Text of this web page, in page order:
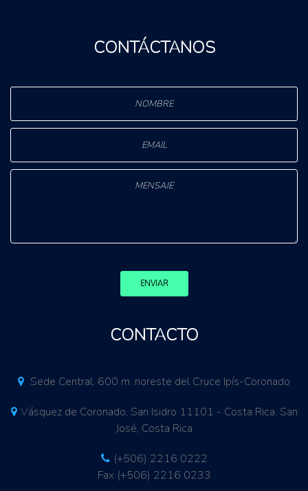
CONTÁCTANOS
ENVIAR
CONTACTO
Sede Central. 600 m. noreste del Cruce Ipís-Coronado
Vásquez de Coronado, San Isidro 11101 - Costa Rica. San
José, Costa Rica
(+506) 2216 0222
Fax (+506) 2216 0233